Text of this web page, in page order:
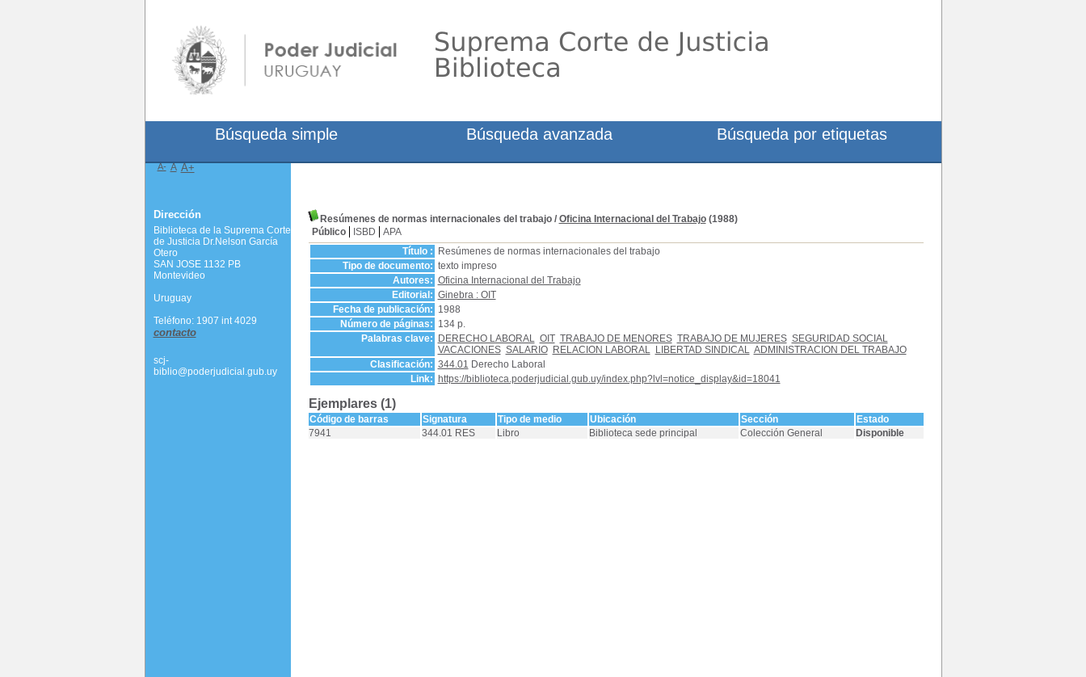
Resúmenes de normas internacionales del trabajo/ Oficina Internacional del Trabajo(1988)
Público
ISBD
APA
Título :
Resúmenes de normas internacionales del trabajo
Tipo de documento: texto impreso
Autores: Oficina Internacional del Trabajo
Editorial: Ginebra : OIT
Fecha de publicación: 1988
Número de páginas: 134 p.
Palabras clave:
DERECHO LABORAL OIT TRABAJO DE MENORES TRABAJO DE MUJERES SEGURIDAD SOCIAL
VACACIONES SALARIO RELACION LABORAL LIBERTAD SINDICAL ADMINISTRACION DEL TRABAJO
Clasificación: 344.01 Derecho Laboral
Link:
https://biblioteca.poderjudicial.gub.uy/index.php?lvl=notice_display&id=18041
Ejemplares (1)
Código de barras Signatura Tipo de medio Ubicación Sección
Estado
7941
344.01 RES Libro Biblioteca sede principal Colección General Disponible
Búsqueda simple Búsqueda avanzada Búsqueda por etiquetas
A- A A+
Dirección
Biblioteca de la Suprema Corte
de Justicia Dr.Nelson García
Otero
SAN JOSE 1132 PB
Montevideo
Uruguay
Teléfono: 1907 int 4029
contacto
scj-
biblio@poderjudicial.gub.uy